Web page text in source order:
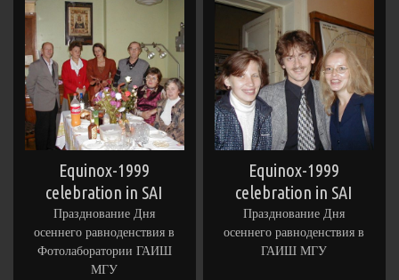
Equinox-1999
celebration in SAI
Празднование Дня
осеннего равноденствия в
Фотолаборатории ГАИШ
МГУ
Equinox-1999
celebration in SAI
Празднование Дня
осеннего равноденствия в
ГАИШ МГУ